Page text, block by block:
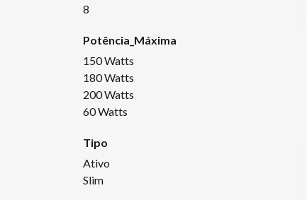
8
Potência_Máxima
150 Watts
180 Watts
200 Watts
60 Watts
Tipo
Ativo
Slim